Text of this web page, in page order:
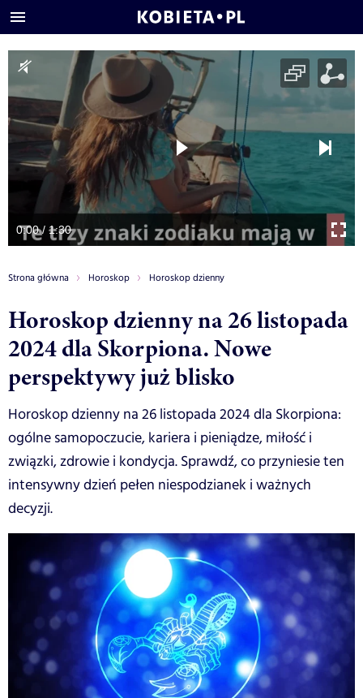
0:00 / 1:30
Strona główna Horoskop Horoskop dzienny
Horoskop dzienny na 26 listopada
2024 dla Skorpiona. Nowe
perspektywy już blisko
Horoskop dzienny na 26 listopada 2024 dla Skorpiona:
ogólne samopoczucie, kariera i pieniądze, miłość i
związki, zdrowie i kondycja. Sprawdź, co przyniesie ten
intensywny dzień pełen niespodzianek i ważnych
decyzji.